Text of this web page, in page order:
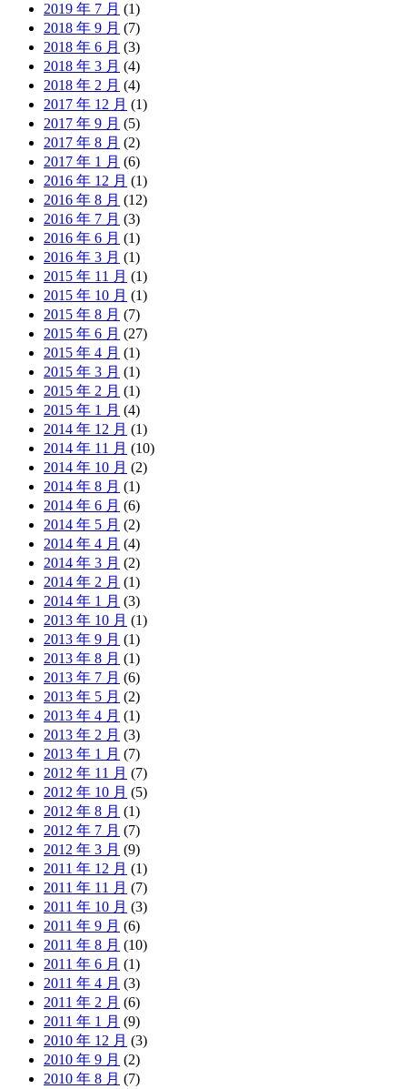
2019 年 7 月 (1)
2018 年 9 月 (7)
2018 年 6 月 (3)
2018 年 3 月 (4)
2018 年 2 月 (4)
2017 年 12 月 (1)
2017 年 9 月 (5)
2017 年 8 月 (2)
2017 年 1 月 (6)
2016 年 12 月 (1)
2016 年 8 月 (12)
2016 年 7 月 (3)
2016 年 6 月 (1)
2016 年 3 月 (1)
2015 年 11 月 (1)
2015 年 10 月 (1)
2015 年 8 月 (7)
2015 年 6 月 (27)
2015 年 4 月 (1)
2015 年 3 月 (1)
2015 年 2 月 (1)
2015 年 1 月 (4)
2014 年 12 月 (1)
2014 年 11 月 (10)
2014 年 10 月 (2)
2014 年 8 月 (1)
2014 年 6 月 (6)
2014 年 5 月 (2)
2014 年 4 月 (4)
2014 年 3 月 (2)
2014 年 2 月 (1)
2014 年 1 月 (3)
2013 年 10 月 (1)
2013 年 9 月 (1)
2013 年 8 月 (1)
2013 年 7 月 (6)
2013 年 5 月 (2)
2013 年 4 月 (1)
2013 年 2 月 (3)
2013 年 1 月 (7)
2012 年 11 月 (7)
2012 年 10 月 (5)
2012 年 8 月 (1)
2012 年 7 月 (7)
2012 年 3 月 (9)
2011 年 12 月 (1)
2011 年 11 月 (7)
2011 年 10 月 (3)
2011 年 9 月 (6)
2011 年 8 月 (10)
2011 年 6 月 (1)
2011 年 4 月 (3)
2011 年 2 月 (6)
2011 年 1 月 (9)
2010 年 12 月 (3)
2010 年 9 月 (2)
2010 年 8 月 (7)